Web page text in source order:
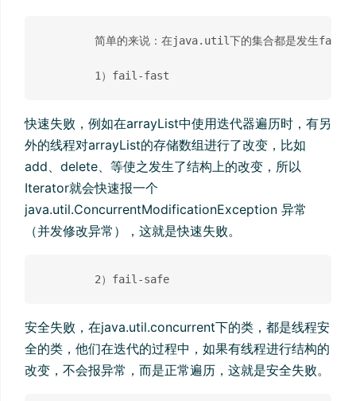
快速失败，例如在arrayList中使用迭代器遍历时，有另
外的线程对arrayList的存储数组进行了改变，比如
add、delete、等使之发生了结构上的改变，所以
Iterator就会快速报一个
java.util.ConcurrentModificationException 异常
（并发修改异常），这就是快速失败。
安全失败，在java.util.concurrent下的类，都是线程安
全的类，他们在迭代的过程中，如果有线程进行结构的
改变，不会报异常，而是正常遍历，这就是安全失败。